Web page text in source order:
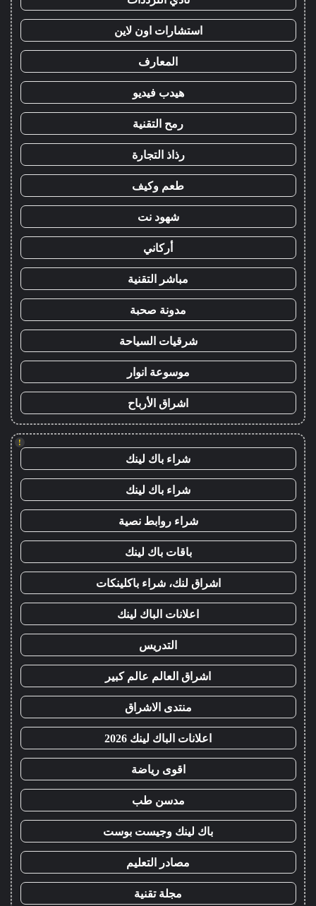
استشارات اون لاين
المعارف
هيدب فيديو
رمح التقنية
رذاذ التجارة
طعم وكيف
شهود نت
أركاني
مباشر التقنية
مدونة صحبة
شرقيات السياحة
موسوعة انوار
اشراق الأرباح
!
شراء باك لينك
شراء باك لينك
شراء روابط نصية
باقات باك لينك
اشراق لنك، شراء باكلينكات
اعلانات الباك لينك
التدريس
اشراق العالم عالم كبير
منتدى الاشراق
اعلانات الباك لينك 2026
اقوى رياضة
مدسن طب
باك لينك وجيست بوست
مصادر التعليم
مجلة تقنية